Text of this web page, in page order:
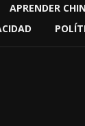
APRENDER